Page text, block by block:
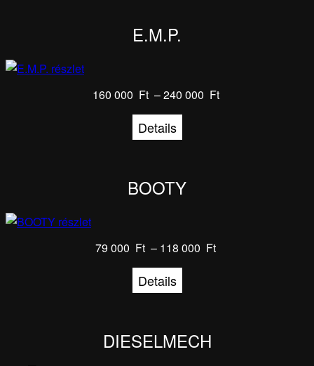
E.M.P.
160 000 Ft –240 000 Ft
Details
BOOTY
79 000 Ft – 118 000 Ft
Details
DIESELMECH